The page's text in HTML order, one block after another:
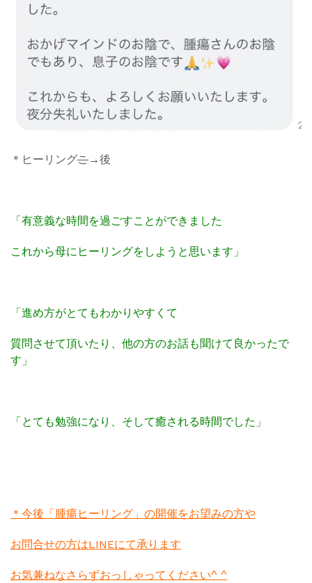
＊ヒーリングこ→後
「有意義な時間を過ごすことができました
これから母にヒーリングをしようと思います」
「進め方がとてもわかりやすくて
質問させて頂いたり、他の方のお話も聞けて良かったで
す」
「とても勉強になり、そして癒される時間でした」
＊今後「腫瘍ヒーリング」の開催をお望みの方や
お問合せの方はLINEにて承ります
お気兼ねなさらずおっしゃってください^ ^